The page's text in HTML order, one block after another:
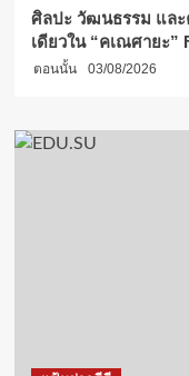
ศิลปะ วัฒนธรรม และ
เดียวใน “คเณศายะ”
ตอนนั้น 03/08/2026